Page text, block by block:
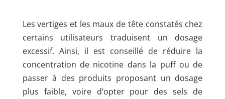
Les vertiges et les maux de tête constatés chez
certains utilisateurs traduisent un dosage
excessif. Ainsi, il est conseillé de réduire la
concentration de nicotine dans la puff ou de
passer à des produits proposant un dosage
plus faible, voire d’opter pour des sels de